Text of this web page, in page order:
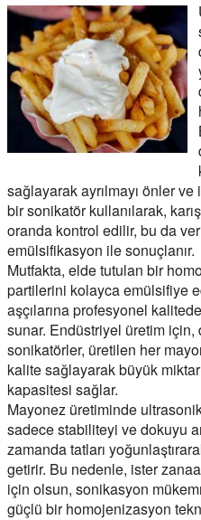
sağlayarak ayrılmayı önler
bir sonikatör kullanılarak,
oranda kontrol edilir, bu da
emülsifikasyon ile sonuçlanır.
Mutfakta, elde tutulan bir
partilerini kolayca emülsifiye
aşçılarına profesyonel
sunar. Endüstriyel üretim
sonikatörler, üretilen her
kalite sağlayarak büyük
kapasitesi sağlar.
Mayonez üretiminde
sadece stabiliteyi ve dokuyu
zamanda tatları
getirir. Bu nedenle, ister
için olsun, sonikasyon
güçlü bir homojenizasyon